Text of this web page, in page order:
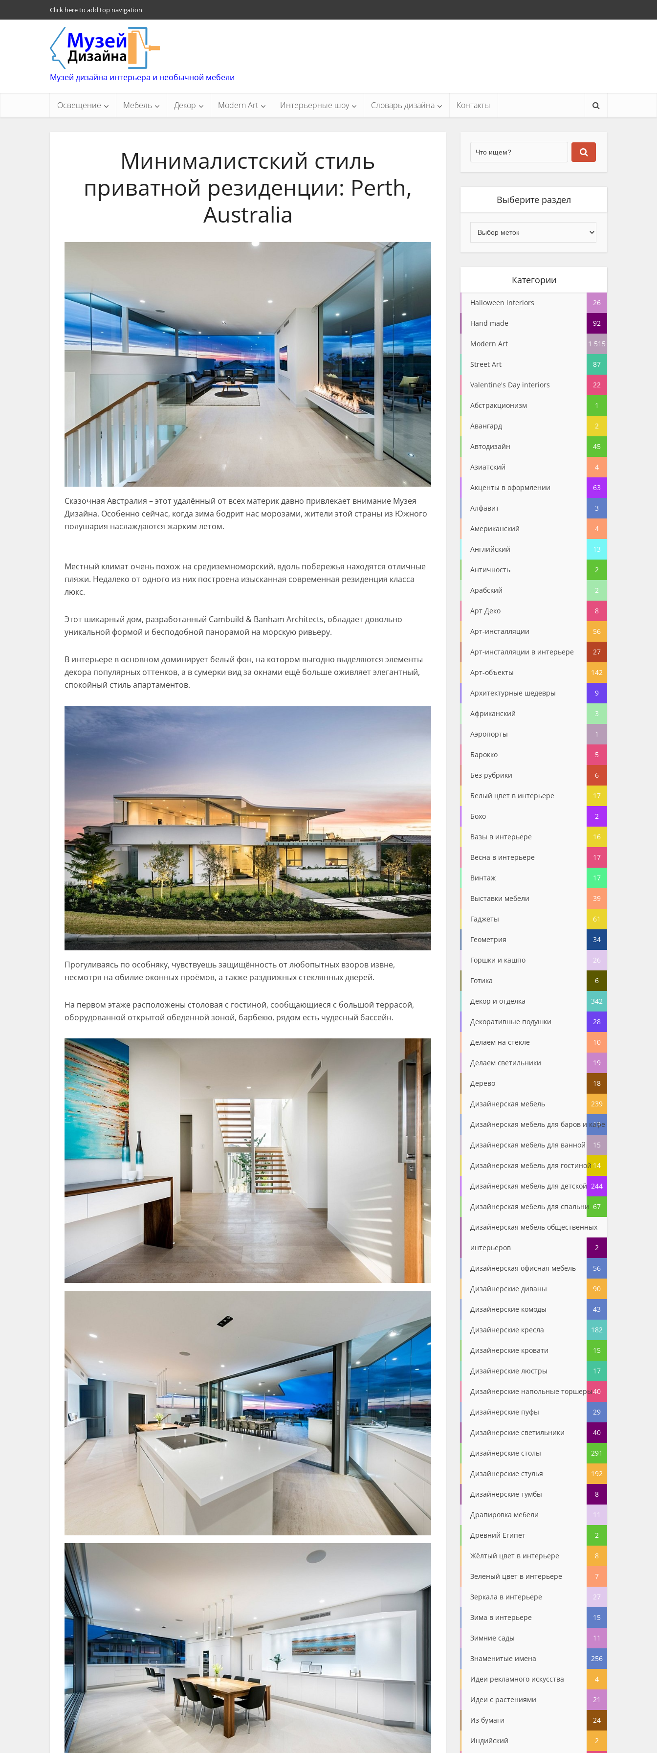
Click here to add top navigation
Музей дизайна интерьера и необычной мебели
Освещение Мебель Декор Modern Art Интерьерные шоу Словарь дизайна Контакты
Минималистский стиль
приватной резиденции: Perth,
Australia
Сказочная Австралия – этот удалённый от всех материк давно привлекает внимание Музея
Дизайна. Особенно сейчас, когда зима бодрит нас морозами, жители этой страны из Южного
полушария наслаждаются жарким летом.
Местный климат очень похож на средиземноморский, вдоль побережья находятся отличные
пляжи. Недалеко от одного из них построена изысканная современная резиденция класса
люкс.
Этот шикарный дом, разработанный Cambuild & Banham Architects, обладает довольно
уникальной формой и бесподобной панорамой на морскую ривьеру.
В интерьере в основном доминирует белый фон, на котором выгодно выделяются элементы
декора популярных оттенков, а в сумерки вид за окнами ещё больше оживляет элегантный,
спокойный стиль апартаментов.
Прогуливаясь по особняку, чувствуешь защищённость от любопытных взоров извне,
несмотря на обилие оконных проёмов, а также раздвижных стеклянных дверей.
На первом этаже расположены столовая с гостиной, сообщающиеся с большой террасой,
оборудованной открытой обеденной зоной, барбекю, рядом есть чудесный бассейн.
Выберите раздел
Категории
Halloween interiors 26
Hand made 92
Modern Art 1 515
Street Art 87
Valentine's Day interiors 22
Абстракционизм 1
Авангард 2
Автодизайн 45
Азиатский 4
Акценты в оформлении 63
Алфавит 3
Американский 4
Английский 13
Античность 2
Арабский 2
Арт Деко 8
Арт-инсталляции 56
Арт-инсталляции в интерьере 27
Арт-объекты 142
Архитектурные шедевры 9
Африканский 3
Аэропорты 1
Барокко 5
Без рубрики 6
Белый цвет в интерьере 17
Бохо 2
Вазы в интерьере 16
Весна в интерьере 17
Винтаж 17
Выставки мебели 39
Гаджеты 61
Геометрия 34
Горшки и кашпо 26
Готика 6
Декор и отделка 342
Декоративные подушки 28
Делаем на стекле 10
Делаем светильники 19
Дерево 18
Дизайнерская мебель 239
Дизайнерская мебель для баров и кафе
13
Дизайнерская мебель для ванной 15
Дизайнерская мебель для гостиной 14
Дизайнерская мебель для детской 244
Дизайнерская мебель для спальни 67
Дизайнерская мебель общественных
интерьеров 2
Дизайнерская офисная мебель 56
Дизайнерские диваны 90
Дизайнерские комоды 43
Дизайнерские кресла 182
Дизайнерские кровати 15
Дизайнерские люстры 17
Дизайнерские напольные торшеры40
Дизайнерские пуфы 29
Дизайнерские светильники 40
Дизайнерские столы 291
Дизайнерские стулья 192
Дизайнерские тумбы 8
Драпировка мебели 11
Древний Египет 2
Жёлтый цвет в интерьере 8
Зеленый цвет в интерьере 7
Зеркала в интерьере 27
Зима в интерьере 15
Зимние сады 11
Знаменитые имена 256
Идеи рекламного искусства 4
Идеи с растениями 21
Из бумаги 24
Индийский 2